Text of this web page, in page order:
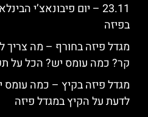
בפיזה
מגדל פיזה בחורף – מה צריך
קר? כמה עומס יש? הכל על
מגדל פיזה בקיץ – כמה
לדעת על הקיץ במגדל פיזה